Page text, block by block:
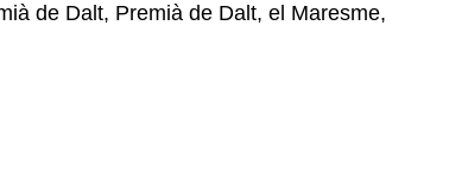
de Dalt, Premià de Dalt, el Maresme,